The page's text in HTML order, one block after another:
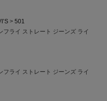
501
フライ ストレート ジーンズ ライ
フライ ストレート ジーンズ ライ